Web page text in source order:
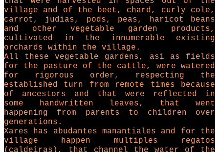
village and of the beet, chard, curly cole,
carrot, judias, pods, peas, haricot beans
and other vegetable garden products,
cultivated in the innumerable existing
orchards within the village.
All these vegetable gardens, asi as fields
for the pasture of the cattle, were watered
for rigorous order, respecting the
established turn from remote times because
of ancestors and that were reflected in
some handwritten leaves, that went
happening from parents to children over
generations.
Xares has abudantes manantiales and for the
village happen multiples regatos
(caldeiras), that channel the water of the